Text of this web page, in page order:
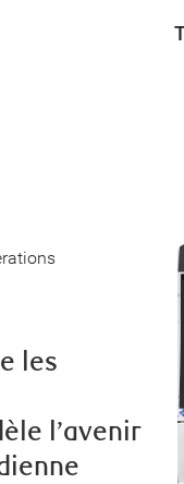
les
l’avenir